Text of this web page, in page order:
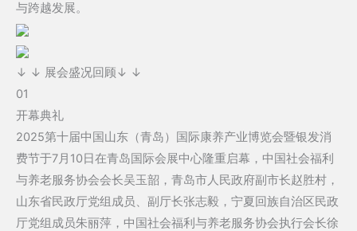
与跨越发展。
↓ ↓ 展会盛况回顾↓ ↓
01
开幕典礼
2025第十届中国山东（青岛）国际康养产业博览会暨银发消
费节于7月10日在青岛国际会展中心隆重启幕，中国社会福利
与养老服务协会会长吴玉韶，青岛市人民政府副市长赵胜村，
山东省民政厅党组成员、副厅长张志毅，宁夏回族自治区民政
厅党组成员朱丽萍，中国社会福利与养老服务协会执行会长徐